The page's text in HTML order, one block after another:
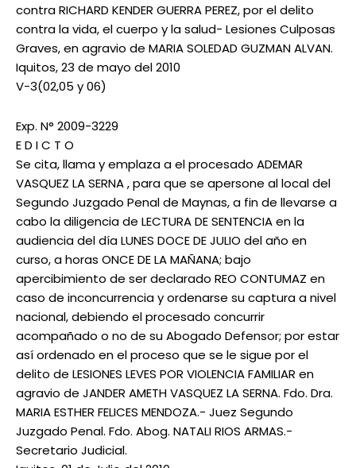
contra RICHARD KENDER GUERRA PEREZ, por el delito
contra la vida, el cuerpo y la salud- Lesiones Culposas
Graves, en agravio de MARIA SOLEDAD GUZMAN ALVAN.
Iquitos, 23 de mayo del 2010
V-3(02,05 y 06)
Exp. N° 2009-3229
E D I C T O
Se cita, llama y emplaza a el procesado ADEMAR
VASQUEZ LA SERNA , para que se apersone al local del
Segundo Juzgado Penal de Maynas, a fin de llevarse a
cabo la diligencia de LECTURA DE SENTENCIA en la
audiencia del día LUNES DOCE DE JULIO del año en
curso, a horas ONCE DE LA MAÑANA; bajo
apercibimiento de ser declarado REO CONTUMAZ en
caso de inconcurrencia y ordenarse su captura a nivel
nacional, debiendo el procesado concurrir
acompañado o no de su Abogado Defensor; por estar
así ordenado en el proceso que se le sigue por el
delito de LESIONES LEVES POR VIOLENCIA FAMILIAR en
agravio de JANDER AMETH VASQUEZ LA SERNA. Fdo. Dra.
MARIA ESTHER FELICES MENDOZA.- Juez Segundo
Juzgado Penal. Fdo. Abog. NATALI RIOS ARMAS.-
Secretario Judicial.